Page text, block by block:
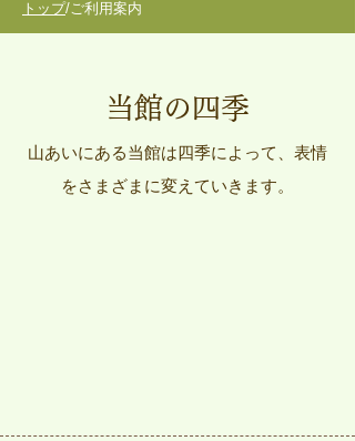
​トップ/ご利用案内
当館の四季
山あいにある当館は四季によって、表情
をさまざまに変えていきます。